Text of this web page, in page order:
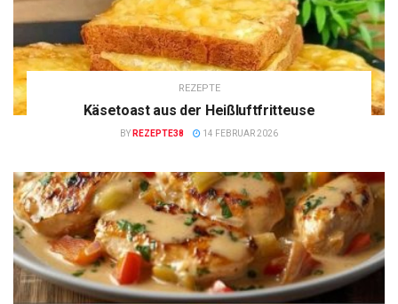
REZEPTE
Käsetoast aus der Heißluftfritteuse
BY REZEPTE38 14 FEBRUAR 2026